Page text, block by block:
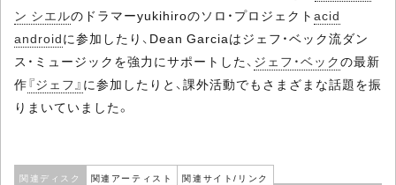
ン シエルのドラマーyukihiroのソロ・プロジェクト acid
androidに参加したり、Dean Garciaはジェフ・ベック流ダン
ス・ミュージックを強力にサポートした、 ジェフ・ベックの最新
作『ジェフ』 に参加したりと、課外活動でもさまざまな話題を振
りまいていました。
関連ディスク 関連アーティスト 関連サイト/リンク